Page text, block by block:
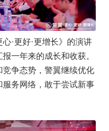
·更好·更增长》的演讲
一年来的成长和收获。
争态势，警翼继续优化
务网络，敢于尝试新事